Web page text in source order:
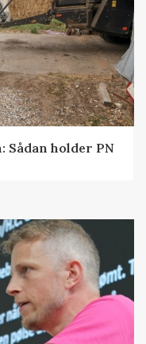
Sådan holder PN